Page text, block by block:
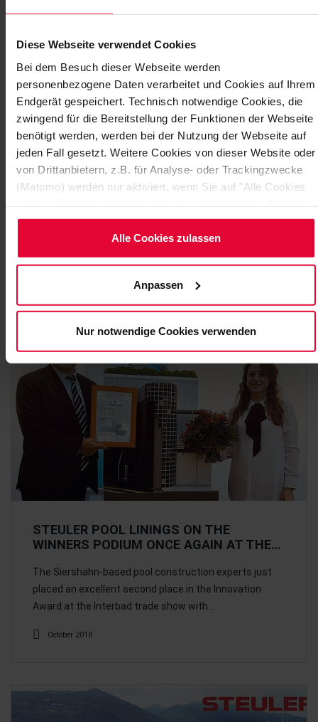
Diese Webseite verwendet Cookies
Bei dem Besuch dieser Webseite werden
personenbezogene Daten verarbeitet und Cookies auf Ihrem
Endgerät gespeichert. Technisch notwendige Cookies, die
zwingend für die Bereitstellung der Funktionen der Webseite
benötigt werden, werden bei der Nutzung der Webseite auf
jeden Fall gesetzt. Weitere Cookies von dieser Website oder
von Drittanbietern, z.B. für Analyse- oder Trackingzwecke
(Matomo) werden nur aktiviert, wenn Sie auf "Alle Cookies
auf "Nur notwendige Cookies verwenden". Mehr dazu
(einschließlich der Möglichkeit, die Einwilligungserklärung
zu ändern oder zu widerrufen) erfahren Sie in
Datenschutzerklärung.
Alle Cookies zulassen
Anpassen
Nur notwendige Cookies verwenden
"THE HIGH ART OF ACID PROTECTION
ENGINEERING“
The Steuler Linings order (worth over 350,000 EUR)
November 2018
STEULER POOL LININGS ON THE
WINNERS PODIUM ONCE AGAIN AT THE…
The Siershahn-based pool construction experts just
placed an excellent second place in the Innovation
Award at the Interbad trade show with…
October 2018